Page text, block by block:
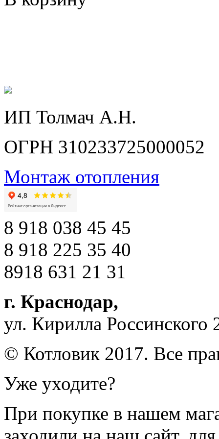
ИП Толмач А.Н.
ОГРН 310233725000052
Монтаж отопления
8 918 038 45 45
8 918 225 35 40
8918 631 21 31
г. Краснодар,
ул. Кирилла Россинского
© Котловик 2017. Все
Уже уходите?
При покупке в нашем